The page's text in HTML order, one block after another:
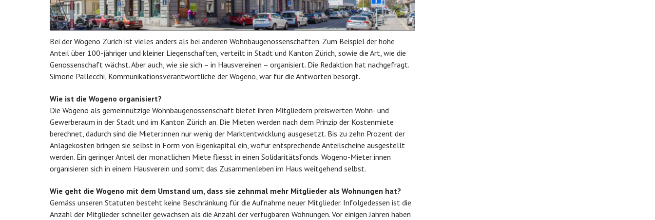
Bei der Wogeno Zürich ist vieles anders als bei anderen Wohnbaugenossenschaften. Zum Beispiel der hohe
Anteil über 100-jähriger und kleiner Liegenschaften, verteilt in Stadt und Kanton Zürich, sowie die Art, wie die
Genossenschaft wächst. Aber auch, wie sie sich – in Hausvereinen – organisiert. Die Redaktion hat nachgefragt.
Simone Pallecchi, Kommunikationsverantwortliche der Wogeno, war für die Antworten besorgt.
Wie ist die Wogeno organisiert?
Die Wogeno als gemeinnützige Wohnbaugenossenschaft bietet ihren Mitgliedern preiswerten Wohn- und
Gewerberaum in der Stadt und im Kanton Zürich an. Die Mieten werden nach dem Prinzip der Kostenmiete
berechnet, dadurch sind die Mieter:innen nur wenig der Marktentwicklung ausgesetzt. Bis zu zehn Prozent der
Anlagekosten bringen sie selbst in Form von Eigenkapital ein, wofür entsprechende Anteilscheine ausgestellt
werden. Ein geringer Anteil der monatlichen Miete fliesst in einen Solidaritätsfonds. Wogeno-Mieter:innen
organisieren sich in einem Hausverein und somit das Zusammenleben im Haus weitgehend selbst.
Wie geht die Wogeno mit dem Umstand um, dass sie zehnmal mehr Mitglieder als Wohnungen hat?
Gemäss unseren Statuten besteht keine Beschränkung für die Aufnahme neuer Mitglieder. Infolgedessen ist die
Anzahl der Mitglieder schneller gewachsen als die Anzahl der verfügbaren Wohnungen. Vor einigen Jahren haben